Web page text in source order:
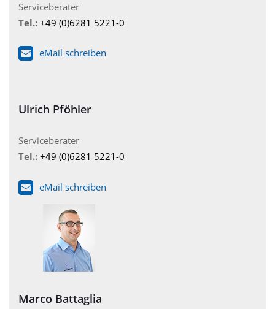
Serviceberater
Tel.: +49 (0)6281 5221-0
eMail schreiben
Ulrich Pföhler
Serviceberater
Tel.: +49 (0)6281 5221-0
eMail schreiben
Marco Battaglia